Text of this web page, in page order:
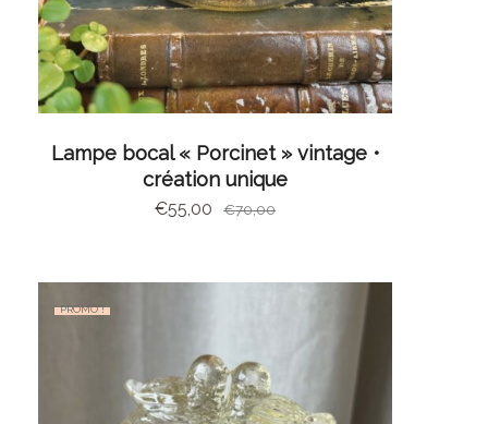
AJOUTER AU PANIER
Lampe bocal « Porcinet » vintage •
création unique
€70,00
€55,00
PROMO !